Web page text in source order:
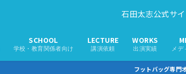
石田太志公式サ
SCHOOL
学校・教育関係者向け
LECTURE
講演依頼
WORKS
出演実績 メデ
フットバッグ専門